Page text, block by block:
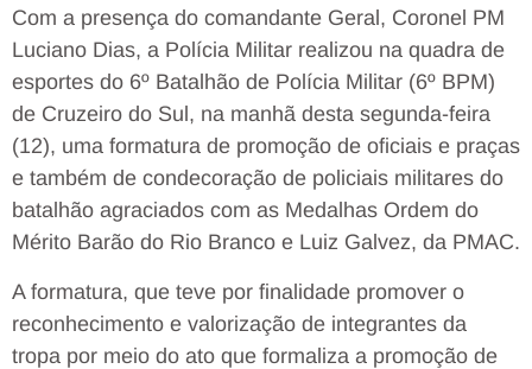
Com a presença do comandante Geral, Coronel PM
Luciano Dias, a Polícia Militar realizou na quadra de
esportes do 6º Batalhão de Polícia Militar (6º BPM)
de Cruzeiro do Sul, na manhã desta segunda-feira
(12), uma formatura de promoção de oficiais e praças
e também de condecoração de policiais militares do
batalhão agraciados com as Medalhas Ordem do
Mérito Barão do Rio Branco e Luiz Galvez, da PMAC.
A formatura, que teve por finalidade promover o
reconhecimento e valorização de integrantes da
tropa por meio do ato que formaliza a promoção de